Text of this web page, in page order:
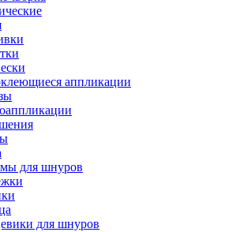
аппликации
для шнуров
для шнуров